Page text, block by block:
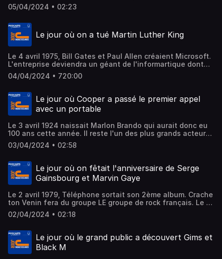
on découvrait Tracy Chapman grâce à son 1er album. Le 5
avril 1985, le titre "We are the World" était joué
chanson humanitaire sera n°1 des ventes dès la semaine
suivante
05/04/2024 • 02:23
Le jour où on a tué Martin Luther King
Le 4 avril 1975, Bill Gates et Paul Allen créaient Microsoft.
L'entreprise deviendra un géant de l'informartique dont
plusieurs milliers de salariés deviendront millionnaires. Le
4 avril 1967, Chapeau melon et bottes de cuir est diffusé
Martin Luther King était assasiné à Memphis, 5 ans après
sont fameux "I Have a dream"
04/04/2024 • 720:00
Le jour où Cooper a passé le premier appel
avec un portable
Le 3 avril 1924 naissait Marlon Brando qui aurait donc eu
100 ans cette année. Il reste l'un des plus grands acteurs
de l'histoire d'Hollywood. Le 3 avril 1973, Martin Cooper
passait le premier appel de l'histoire avec un téléphone
Barckley sortait le meilleur titre de la première décénnie
du XXI ème siècle.
03/04/2024 • 02:58
Le jour où on fêtait l'anniversaire de Serge
Gainsbourg et Marvin Gaye
Le 2 avril 1979, Téléphone sortait son 2ème album. Crache
ton Venin fera du groupe LE groupe de rock français. Le 2
avril, c'était aussi l'anniversaire de Gainsbourg et de
Marvin Gaye, tous les deux partis trop tôt. Il auraient eu
02/04/2024 • 02:18
Le jour où le grand public a découvert Gims et
Black M